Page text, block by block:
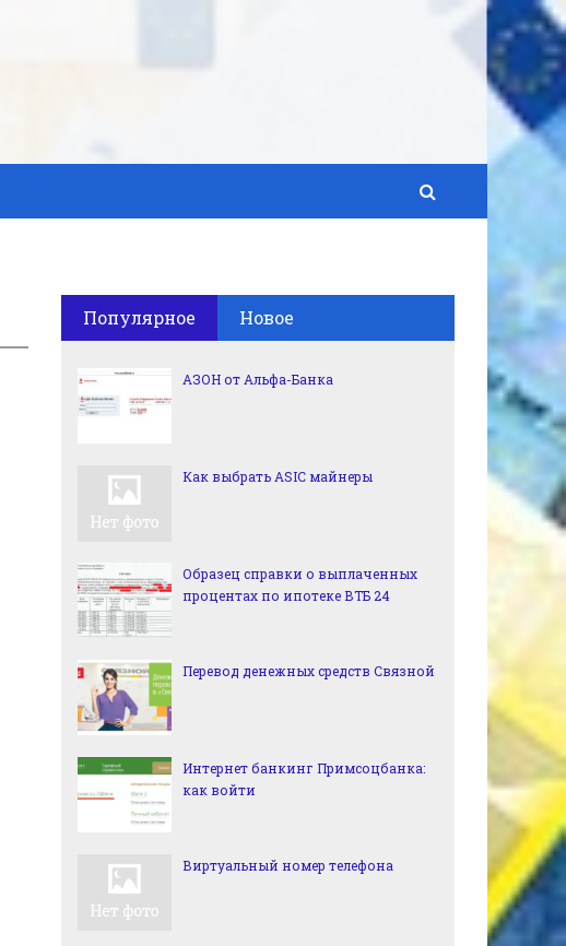
Популярное Новое
АЗОН от Альфа-Банка
Как выбрать ASIC майнеры
Образец справки о выплаченных
процентах по ипотеке ВТБ 24
Перевод денежных средств Связной
Интернет банкинг Примсоцбанка:
как войти
Виртуальный номер телефона